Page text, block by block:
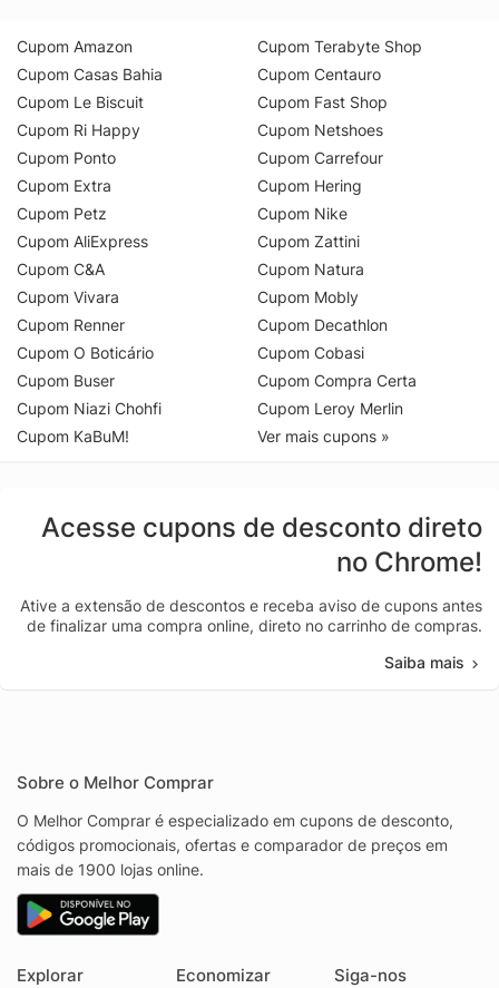
Cupom Amazon
Cupom Casas Bahia
Cupom Le Biscuit
Cupom Ri Happy
Cupom Ponto
Cupom Extra
Cupom Petz
Cupom AliExpress
Cupom C&A
Cupom Vivara
Cupom Renner
Cupom O Boticário
Cupom Buser
Cupom Niazi Chohfi
Cupom KaBuM!
Cupom Terabyte Shop
Cupom Centauro
Cupom Fast Shop
Cupom Netshoes
Cupom Carrefour
Cupom Hering
Cupom Nike
Cupom Zattini
Cupom Natura
Cupom Mobly
Cupom Decathlon
Cupom Cobasi
Cupom Compra Certa
Cupom Leroy Merlin
Ver mais cupons »
Acesse cupons de desconto direto
no Chrome!
Ative a extensão de descontos e receba aviso de cupons antes
de finalizar uma compra online, direto no carrinho de compras.
Saiba mais
Sobre o Melhor Comprar
O Melhor Comprar é especializado em cupons de desconto,
códigos promocionais, ofertas e comparador de preços em
mais de 1900 lojas online.
Explorar Economizar Siga-nos